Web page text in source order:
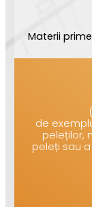
Materii
de
peleților,
peleți sau